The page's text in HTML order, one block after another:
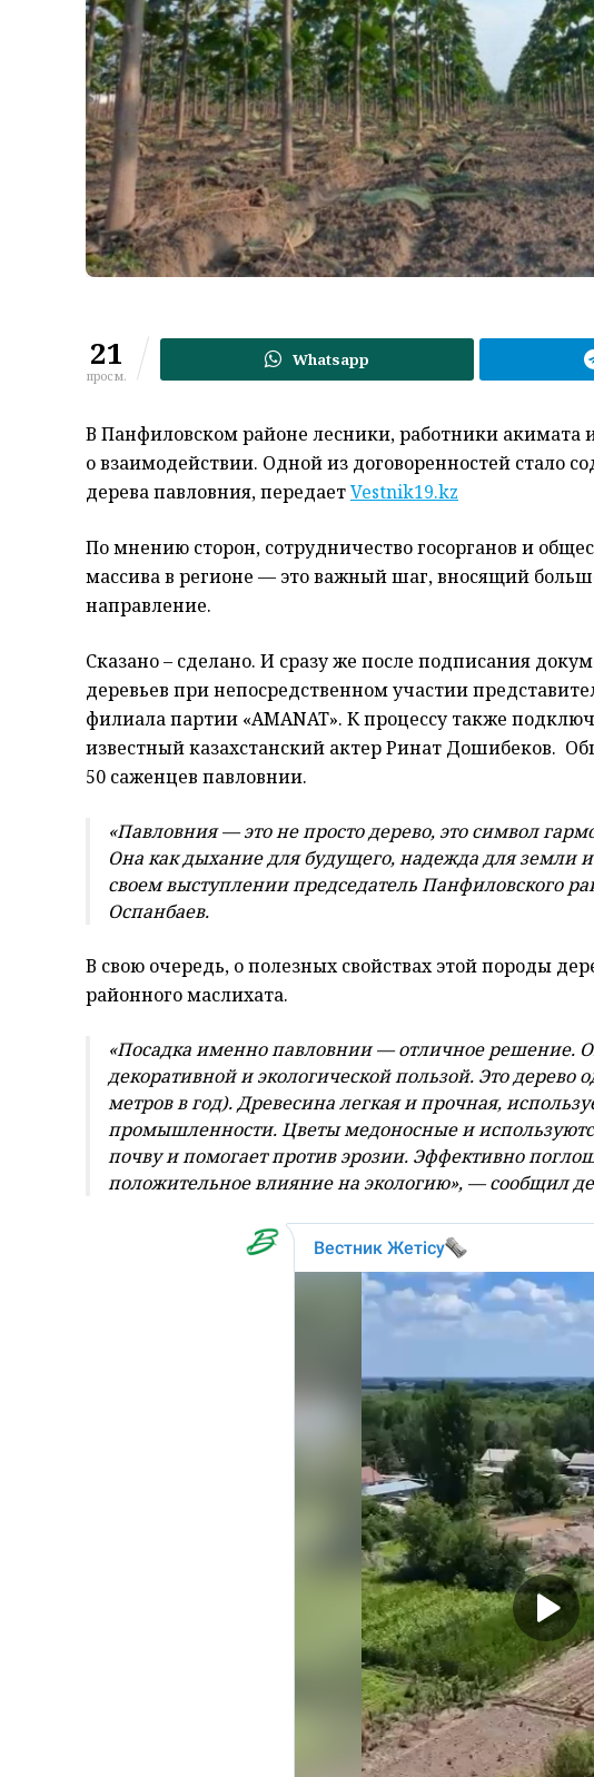
21
просм.
Whatsapp
В Панфиловском районе лесники, работники
о взаимодействии. Одной из договоренностей стало
дерева павловния, передаетVestnik19.kz
По мнению сторон, сотрудничество госорганов и
массива в регионе — это важный шаг, вносящий
направление.
Сказано – сделано. И сразу же после подписания
деревьев при непосредственном участии
филиала партии «AMANAT». К процессу также
известный казахстанский актер Ринат Дошибеков.
50 саженцев павловнии.
«Павловния — это не просто дерево, это символ
Она как дыхание для будущего, надежда для земли
своем выступлении председатель Панфиловского
Оспанбаев.
В свою очередь, о полезных свойствах этой породы
районного маслихата.
«Посадка именно павловнии — отличное решение.
декоративной и экологической пользой. Это дерево
метров в год). Древесина легкая и прочная,
промышленности. Цветы медоносные и
почву и помогает против эрозии. Эффективно
положительное влияние на экологию», — сообщил